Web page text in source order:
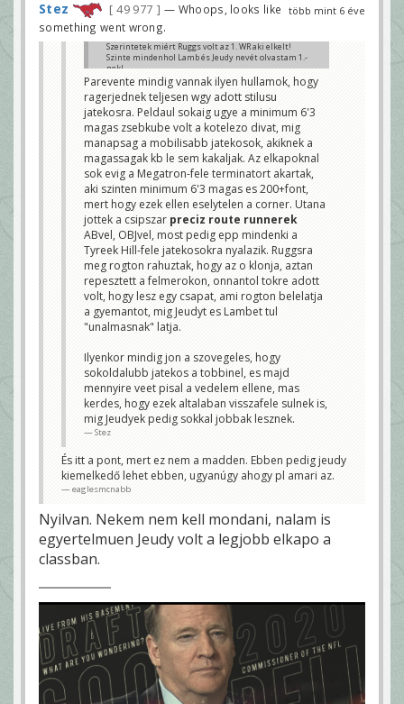
több mint 6 éve
Stez 49 977
— Whoops, looks like
something went wrong.
Szerintetek miért Ruggs volt az 1. WR aki elkelt!
Szinte mindenhol Lamb és Jeudy nevét olvastam 1.-
nek!
Jeudynál térd, illetve Lambnél a bulikát olvastam
kisebb gondnak!
Ez lehetett a háttérben?
steelwolf
Parevente mindig vannak ilyen hullamok, hogy
ragerjednek teljesen wgy adott stilusu
jatekosra. Peldaul sokaig ugye a minimum 6'3
magas zsebkube volt a kotelezo divat, mig
manapsag a mobilisabb jatekosok, akiknek a
magassagak kb le sem kakaljak. Az elkapoknal
sok evig a Megatron-fele terminatort akartak,
aki szinten minimum 6'3 magas es 200+font,
mert hogy ezek ellen eselytelen a corner. Utana
jottek a csipszar preciz route runnerek
ABvel, OBJvel, most pedig epp mindenki a
Tyreek Hill-fele jatekosokra nyalazik. Ruggsra
meg rogton rahuztak, hogy az o klonja, aztan
repesztett a felmerokon, onnantol tokre adott
volt, hogy lesz egy csapat, ami rogton belelatja
a gyemantot, mig Jeudyt es Lambet tul
"unalmasnak" latja.
Ilyenkor mindig jon a szovegeles, hogy
sokoldalubb jatekos a tobbinel, es majd
mennyire veet pisal a vedelem ellene, mas
kerdes, hogy ezek altalaban visszafele sulnek is,
mig Jeudyek pedig sokkal jobbak lesznek.
Stez
És itt a pont, mert ez nem a madden. Ebben pedig jeudy
kiemelkedő lehet ebben, ugyanúgy ahogy pl amari az.
eaglesmcnabb
Nyilvan. Nekem nem kell mondani, nalam is
egyertelmuen Jeudy volt a legjobb elkapo a
classban.